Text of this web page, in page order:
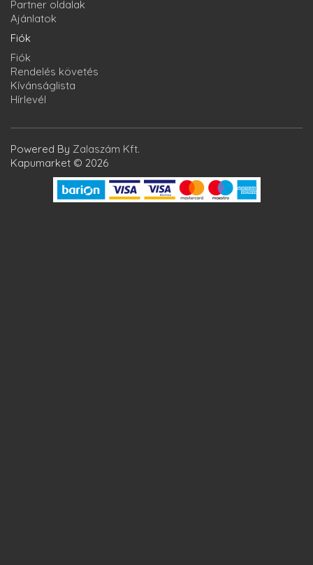
Partner oldalak
Ajánlatok
Fiók
Fiók
Rendelés követés
Kívánságlista
Hírlevél
Powered By Zalaszám Kft.
Kapumarket © 2026